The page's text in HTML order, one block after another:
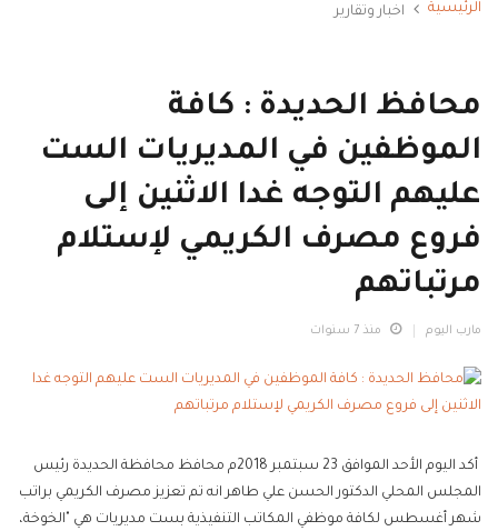
الرئيسية اخبار وتقارير
محافظ الحديدة : كافة
الموظفين في المديريات الست
عليهم التوجه غدا الاثنين إلى
فروع مصرف الكريمي لإستلام
مرتباتهم
مارب اليوم منذ 7 سنوات
أكد اليوم الأحد الموافق 23 سبتمبر 2018م محافظ محافظة الحديدة رئيس
المجلس المحلي الدكتور الحسن علي طاهر انه تم تعزيز مصرف الكريمي براتب
شهر أغسطس لكافة موظفي المكاتب التنفيذية بست مديريات هي "الخوخة،